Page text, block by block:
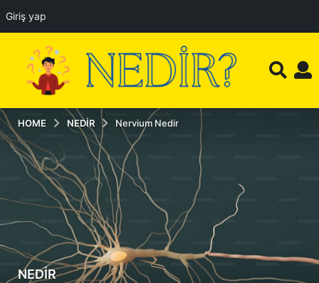
Giriş yap
HOME NEDIR Nervium Nedir
4
NEDIR